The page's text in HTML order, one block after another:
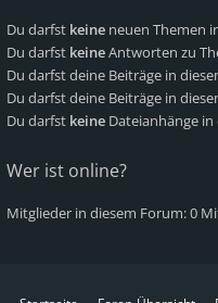
Du darfst keine neuen Themen
Du darfst keineAntworten zu
Du darfst deine Beiträge in
Du darfst deine Beiträge in
Du darfst keine Dateianhänge
Wer ist online?
Mitglieder in diesem Forum: 0